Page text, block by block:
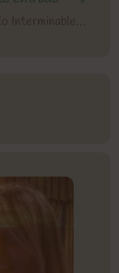
Interminable…